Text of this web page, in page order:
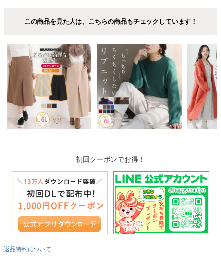
この商品を見た人は、こちらの商品もチェックしています！
初回クーポンでお得！
返品特約について